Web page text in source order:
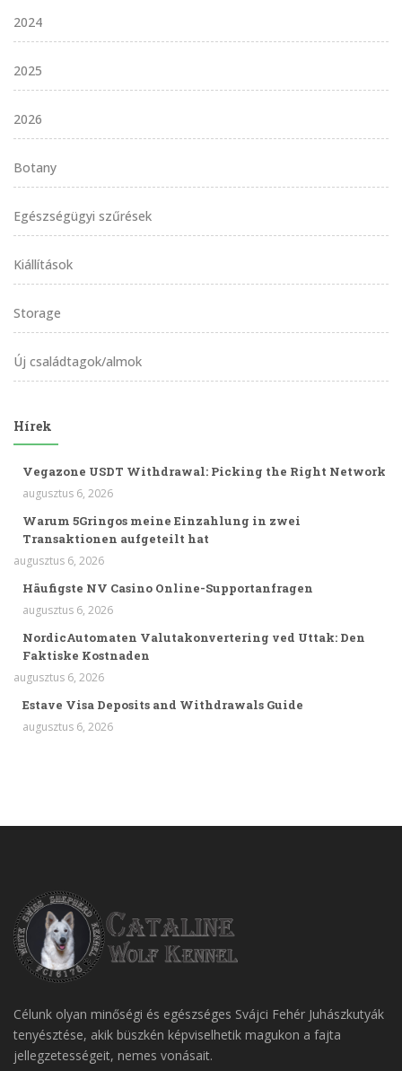
2024
2025
2026
Botany
Egészségügyi szűrések
Kiállítások
Storage
Új családtagok/almok
Hírek
Vegazone USDT Withdrawal: Picking the Right Network
augusztus 6, 2026
Warum 5Gringos meine Einzahlung in zwei
Transaktionen aufgeteilt hat
augusztus 6, 2026
Häufigste NV Casino Online-Supportanfragen
augusztus 6, 2026
NordicAutomaten Valutakonvertering ved Uttak: Den
Faktiske Kostnaden
augusztus 6, 2026
Estave Visa Deposits and Withdrawals Guide
augusztus 6, 2026
Célunk olyan minőségi és egészséges Svájci Fehér Juhászkutyák
tenyésztése, akik büszkén képviselhetik magukon a fajta
jellegzetességeit, nemes vonásait.